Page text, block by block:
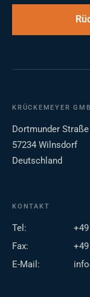
KRÜCKEMEYER
Dortmunder
57234 Wilnsdorf
Deutschland
KONTAKT
Tel:
Fax:
E-Mail: